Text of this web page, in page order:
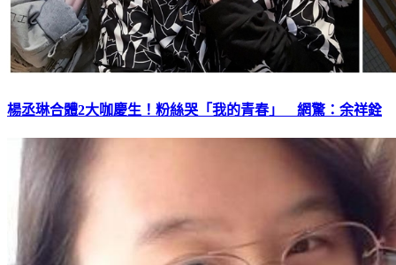
楊丞琳合體2大咖慶生！粉絲哭「我的青春」 網驚：余祥銓